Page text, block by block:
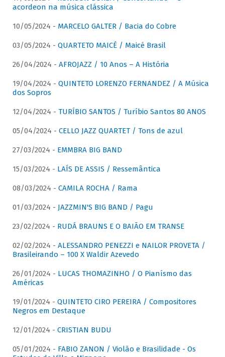
acordeon na música clássica
10/05/2024 - MARCELO GALTER / Bacia do Cobre
03/05/2024 - QUARTETO MAICÉ / Maicé Brasil
26/04/2024 - AFROJAZZ / 10 Anos – A História
19/04/2024 - QUINTETO LORENZO FERNANDEZ / A Música
dos Sopros
12/04/2024 - TURÍBIO SANTOS / Turíbio Santos 80 ANOS
05/04/2024 - CELLO JAZZ QUARTET / Tons de azul
27/03/2024 - EMMBRA BIG BAND
15/03/2024 - LAÍS DE ASSIS / Ressemântica
08/03/2024 - CAMILA ROCHA / Rama
01/03/2024 - JAZZMIN'S BIG BAND / Pagu
23/02/2024 - RUDÁ BRAUNS E O BAIÃO EM TRANSE
02/02/2024 - ALESSANDRO PENEZZI e NAILOR PROVETA /
Brasileirando – 100 X Waldir Azevedo
26/01/2024 - LUCAS THOMAZINHO / O Pianísmo das
Américas
19/01/2024 - QUINTETO CIRO PEREIRA / Compositores
Negros em Destaque
12/01/2024 - CRISTIAN BUDU
05/01/2024 - FABIO ZANON / Violão e Brasilidade - Os